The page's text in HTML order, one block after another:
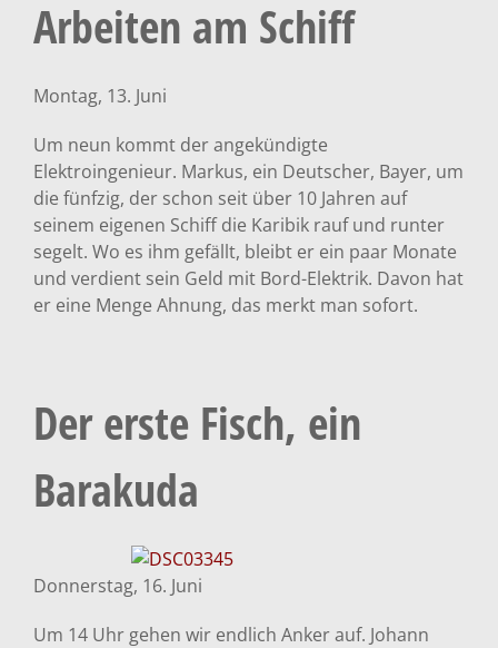
Arbeiten am Schiff
Montag, 13. Juni
Um neun kommt der angekündigte
Elektroingenieur. Markus, ein Deutscher, Bayer, um
die fünfzig, der schon seit über 10 Jahren auf
seinem eigenen Schiff die Karibik rauf und runter
segelt. Wo es ihm gefällt, bleibt er ein paar Monate
und verdient sein Geld mit Bord-Elektrik. Davon hat
er eine Menge Ahnung, das merkt man sofort.
Der erste Fisch, ein
Barakuda
Donnerstag, 16. Juni
Um 14 Uhr gehen wir endlich Anker auf. Johann